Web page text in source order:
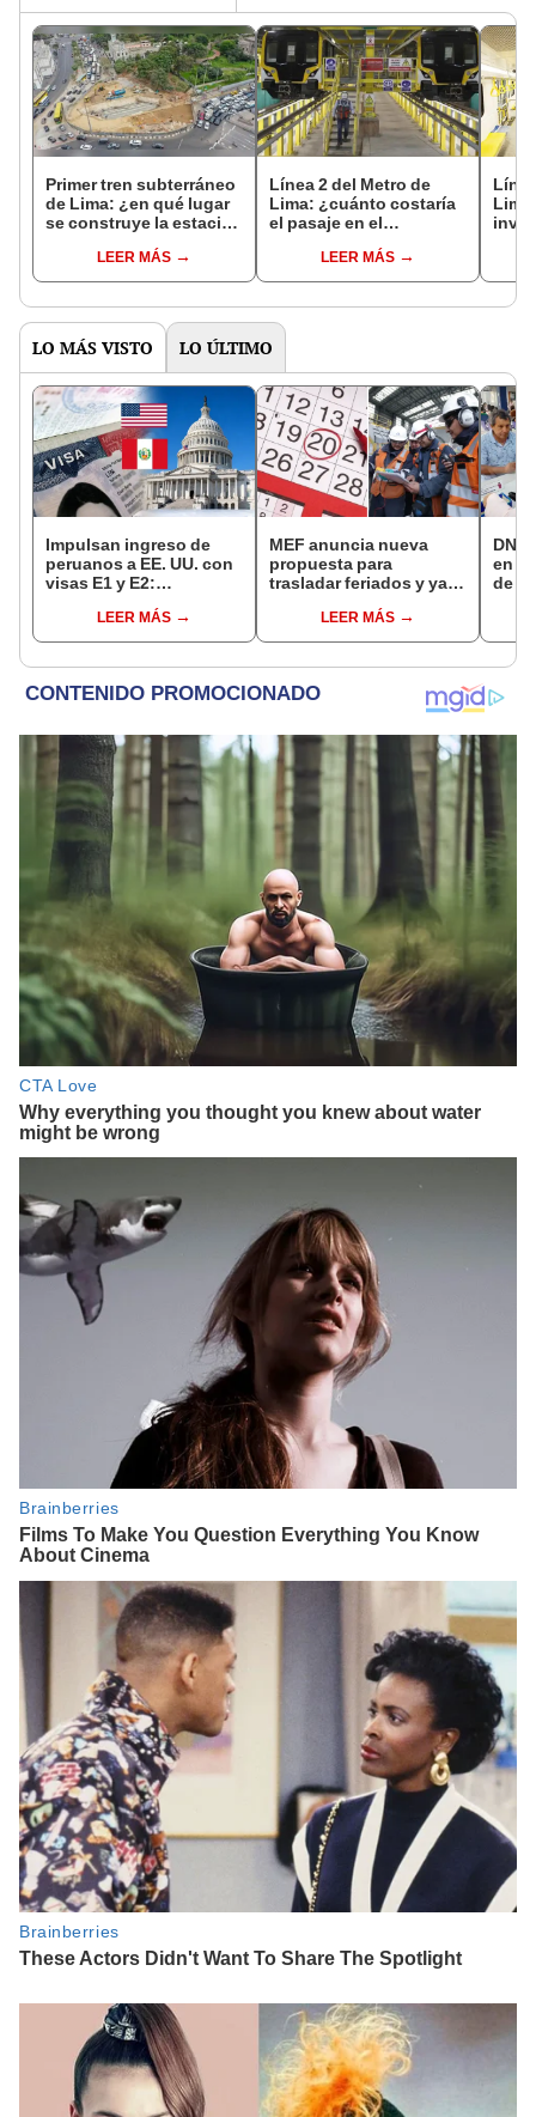
Primer tren subterráneo
de Lima: ¿en qué lugar
se construye la estación
LEER MÁS
Línea 2 del Metro de
Lima: ¿cuánto costaría
el pasaje en el
Ate y Callao?
LEER MÁS
LO MÁS VISTO LO ÚLTIMO
Impulsan ingreso de
peruanos a EE. UU. con
visas E1 y E2:
pymes serían los más
beneficiados
LEER MÁS
MEF anuncia nueva
propuesta para
trasladar feriados y ya
“Lunes es mejor día”
LEER MÁS
DNI
en
de